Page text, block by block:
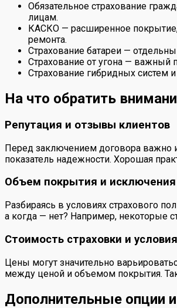
Обязательное страхование
лицам.
КАСКО — расширенное
ремонта.
Страхование батареи —
Страхование от угона — важный
Страхование гибридных систем
На что обратить
Репутация и отзывы клиентов
Перед заключением договора важно
показатель надежности. Хорошая
Объем покрытия и исключения
Разбираясь в условиях страхового
а когда — нет? Например, некоторые
Стоимость страховки и
Цены могут значительно
между ценой и объемом покрытия.
Дополнительные опции